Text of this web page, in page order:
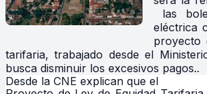
las
eléctrica
proyecto
tarifaria, trabajado desde el
busca disminuir los excesivos pagos..
Desde la CNE explican que el